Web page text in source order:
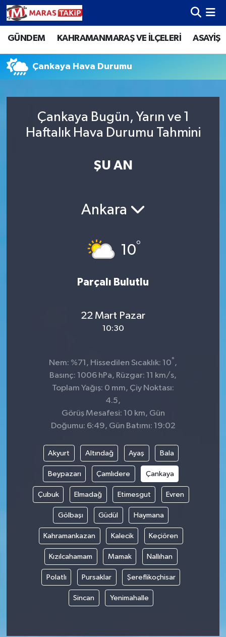
GÜNDEM KAHRAMANMARAŞ VE İLÇELERİ ASAYİŞ
Çankaya Hava Durumu
Çankaya Bugün, Yarın ve 1
Haftalık Hava Durumu Tahmini
ŞU AN
Ankara
10°
Parçalı Bulutlu
22 Mart Pazar
10:30
Nem: %71, Hissedilen Sıcaklık: 10° ,
Basınç: 1006 hPa, Rüzgar: 11 km/s,
Toplam Yağış: 0 mm, Çiy Noktası:
4.5,
Görüş Mesafesi: 10 km, Gün
Doğumu: 6:49, Gün Batımı: 19:02
Akyurt Altındağ Ayaş Bala
Beypazarı Çamlıdere Çankaya
Çubuk Elmadağ Etimesgut Evren
Gölbaşı Güdül Haymana
Kahramankazan Kalecik Keçiören
Kızılcahamam Mamak Nallıhan
Polatlı Pursaklar Şereflikoçhisar
Sincan Yenimahalle
Kahramanmaraş Nöbetçi Eczaneler
Kahramanmaraş Hava Durumu
Kahramanmaraş Trafik Yoğunluk Haritası